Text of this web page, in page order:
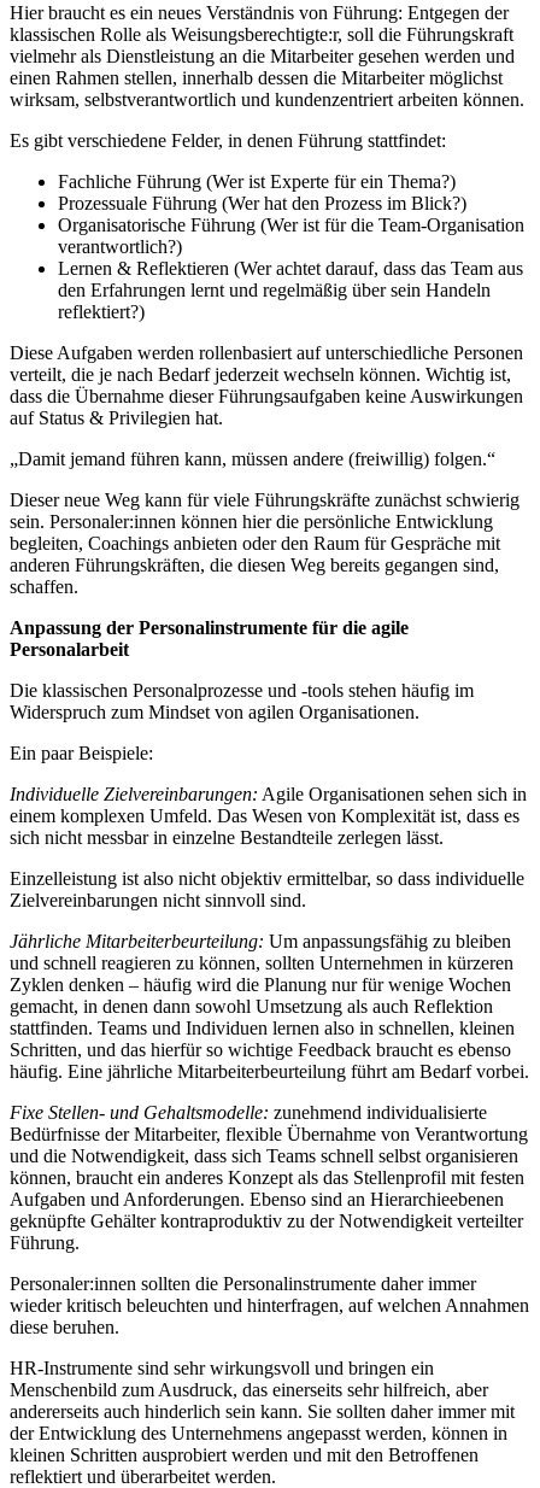
Hier braucht es ein neues Verständnis von Führung: Entgegen der
klassischen Rolle als Weisungsberechtigte:r, soll die Führungskraft
vielmehr als Dienstleistung an die Mitarbeiter gesehen werden und
einen Rahmen stellen, innerhalb dessen die Mitarbeiter möglichst
wirksam, selbstverantwortlich und kundenzentriert arbeiten können.
Es gibt verschiedene Felder, in denen Führung stattfindet:
Fachliche Führung (Wer ist Experte für ein Thema?)
Prozessuale Führung (Wer hat den Prozess im Blick?)
Organisatorische Führung (Wer ist für die Team-Organisation
verantwortlich?)
Lernen & Reflektieren (Wer achtet darauf, dass das Team aus
den Erfahrungen lernt und regelmäßig über sein Handeln
reflektiert?)
Diese Aufgaben werden rollenbasiert auf unterschiedliche Personen
verteilt, die je nach Bedarf jederzeit wechseln können. Wichtig ist,
dass die Übernahme dieser Führungsaufgaben keine Auswirkungen
auf Status & Privilegien hat.
„Damit jemand führen kann, müssen andere (freiwillig) folgen.“
Dieser neue Weg kann für viele Führungskräfte zunächst schwierig
sein. Personaler:innen können hier die persönliche Entwicklung
begleiten, Coachings anbieten oder den Raum für Gespräche mit
anderen Führungskräften, die diesen Weg bereits gegangen sind,
schaffen.
Anpassung der Personalinstrumente für die agile
Personalarbeit
Die klassischen Personalprozesse und -tools stehen häufig im
Widerspruch zum Mindset von agilen Organisationen.
Ein paar Beispiele:
Individuelle Zielvereinbarungen: Agile Organisationen sehen sich in
einem komplexen Umfeld. Das Wesen von Komplexität ist, dass es
sich nicht messbar in einzelne Bestandteile zerlegen lässt.
Einzelleistung ist also nicht objektiv ermittelbar, so dass individuelle
Zielvereinbarungen nicht sinnvoll sind.
Jährliche Mitarbeiterbeurteilung: Um anpassungsfähig zu bleiben
und schnell reagieren zu können, sollten Unternehmen in kürzeren
Zyklen denken – häufig wird die Planung nur für wenige Wochen
gemacht, in denen dann sowohl Umsetzung als auch Reflektion
stattfinden. Teams und Individuen lernen also in schnellen, kleinen
Schritten, und das hierfür so wichtige Feedback braucht es ebenso
häufig. Eine jährliche Mitarbeiterbeurteilung führt am Bedarf vorbei.
Fixe Stellen- und Gehaltsmodelle: zunehmend individualisierte
Bedürfnisse der Mitarbeiter, flexible Übernahme von Verantwortung
und die Notwendigkeit, dass sich Teams schnell selbst organisieren
können, braucht ein anderes Konzept als das Stellenprofil mit festen
Aufgaben und Anforderungen. Ebenso sind an Hierarchieebenen
geknüpfte Gehälter kontraproduktiv zu der Notwendigkeit verteilter
Führung.
Personaler:innen sollten die Personalinstrumente daher immer
wieder kritisch beleuchten und hinterfragen, auf welchen Annahmen
diese beruhen.
HR-Instrumente sind sehr wirkungsvoll und bringen ein
Menschenbild zum Ausdruck, das einerseits sehr hilfreich, aber
andererseits auch hinderlich sein kann. Sie sollten daher immer mit
der Entwicklung des Unternehmens angepasst werden, können in
kleinen Schritten ausprobiert werden und mit den Betroffenen
reflektiert und überarbeitet werden.